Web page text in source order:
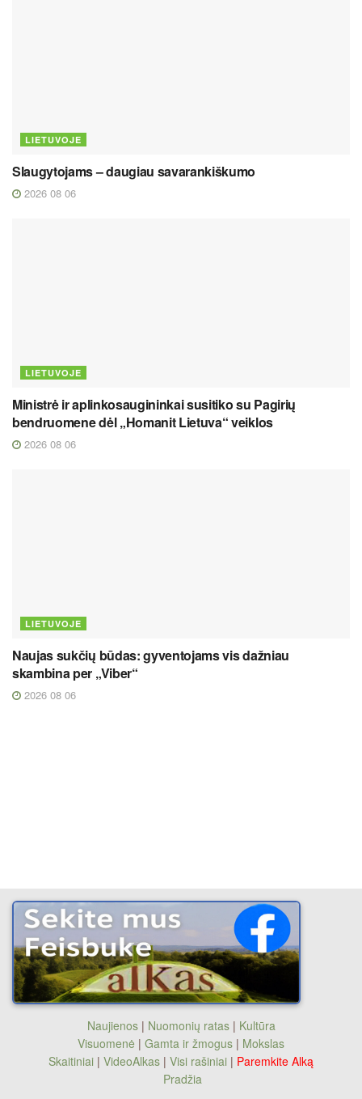
LIETUVOJE
Slaugytojams – daugiau savarankiškumo
2026 08 06
LIETUVOJE
Ministrė ir aplinkosaugininkai susitiko su Pagirių
bendruomene dėl „Homanit Lietuva“ veiklos
2026 08 06
LIETUVOJE
Naujas sukčių būdas: gyventojams vis dažniau
skambina per „Viber“
2026 08 06
Naujienos| Nuomonių ratas| Kultūra
Visuomenė | Gamta ir žmogus | Mokslas
Skaitiniai | VideoAlkas | Visi rašiniai | Paremkite Alką
Pradžia